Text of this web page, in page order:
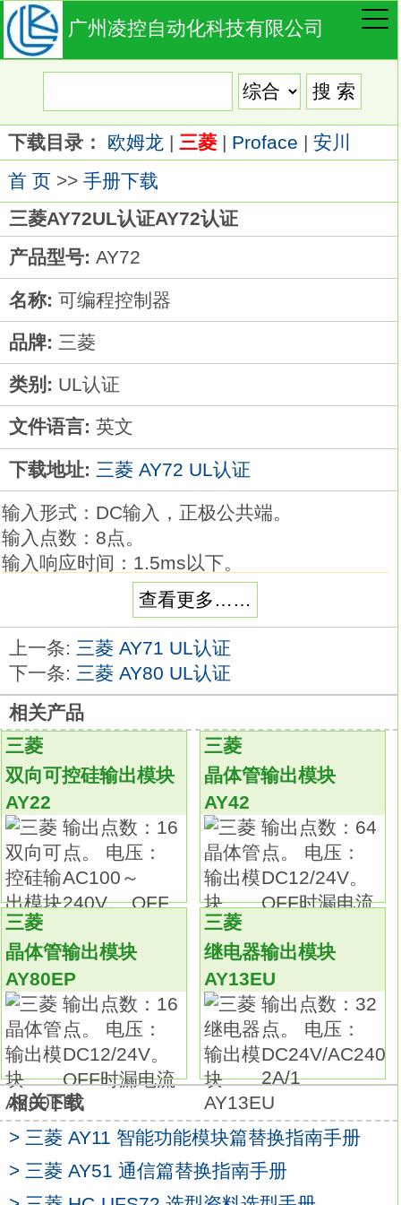
广州凌控自动化科技有限公司
下载目录： 欧姆龙 | 三菱| Proface | 安川
首 页>> 手册下载
三菱AY72UL认证AY72认证
产品型号: AY72
名称: 可编程控制器
品牌: 三菱
类别: UL认证
文件语言: 英文
下载地址: 三菱 AY72 UL认证
输入形式：DC输入，正极公共端。
输入点数：8点。
输入响应时间：1.5ms以下。
额定输入电压/电流：DC24V/5mA。
输出形式：晶体管输出，漏型。
输出点数：8点。
OFF时泄漏电流：0.1mA以下。
输出保护功能：无。
额定负载电压/电流：DC24V/0.5A。
外部连接：3线式/2线式。
弹簧夹端子台型AY72
不需要进一步拧紧或用螺钉锁紧，可减少配线
工时。
利用2件式构造的端子台，维护时可在保持配线
不变的状态下更换模块。
安装模块时可选择采用DIN导轨或用螺钉安
装。
可对3线式传感器输入进行配线。输出类型：继
电器。
输出点数：8点。
负载电压：AC240/DC24。
负载电流：2A。
连接方式：端子排。
共用公共端点数：1点。
结构化文本语言是用结构化的描述文本来描述
程序的一种编程语言。
它是类似于高级语言的一种编程语言。在大中
型的PLC系统中，常采用结构化文本来描述控
查看更多……
上一条: 三菱 AY71 UL认证
下一条: 三菱 AY80 UL认证
相关产品
三菱
双向可控硅输出模块
AY22
输出点数：16
点。 电压：
AC100～
240V。 OFF
三菱
晶体管输出模块
AY42
输出点数：64
点。 电压：
DC12/24V。
OFF时漏电流
三菱
晶体管输出模块
AY80EP
输出点数：16
点。 电压：
DC12/24V。
OFF时漏电流
三菱
继电器输出模块
AY13EU
输出点数：32
点。 电压：
DC24V/
2A/1
相关下载
> 三菱 AY11 智能功能模块篇替换指南手册
> 三菱 AY51 通信篇替换指南手册